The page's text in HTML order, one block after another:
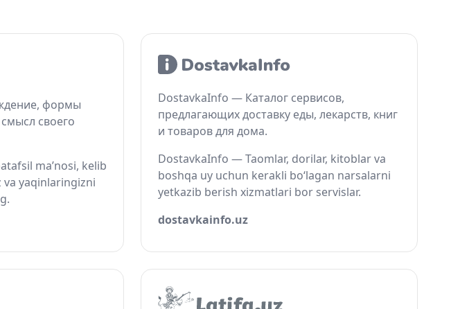
формы
своего
ma’nosi, kelib
va yaqinlaringizni
DostavkaInfo — Каталог сервисов,
предлагающих доставку еды, лекарств, книг
и товаров для дома.
DostavkaInfo — Taomlar, dorilar, kitoblar va
boshqa uy uchun kerakli bo‘lagan narsalarni
yetkazib berish xizmatlari bor servislar.
dostavkainfo.uz